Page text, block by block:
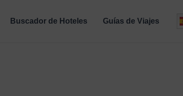
Buscador de Hoteles Guías de Viajes